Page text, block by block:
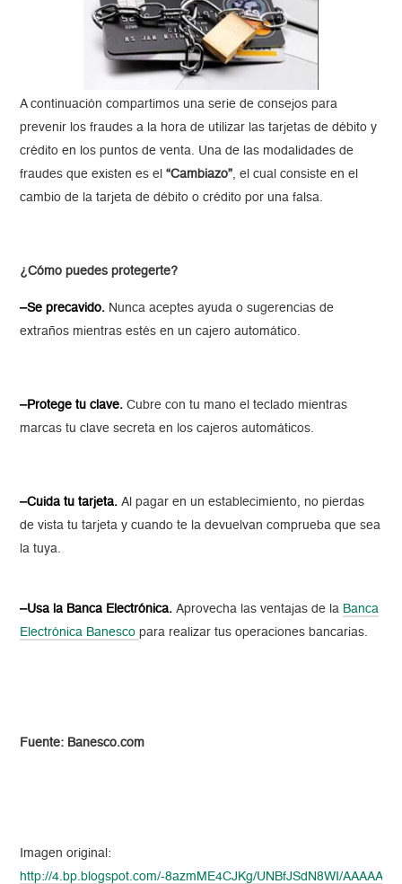
A continuación compartimos una serie de consejos para
prevenir los fraudes a la hora de utilizar las tarjetas de débito y
crédito en los puntos de venta. Una de las modalidades de
fraudes que existen es el“Cambiazo”, el cual consiste en el
cambio de la tarjeta de débito o crédito por una falsa.
¿Cómo puedes protegerte?
–Se precavido. Nunca aceptes ayuda o sugerencias de
extraños mientras estés en un cajero automático.
–Protege tu clave.Cubre con tu mano el teclado mientras
marcas tu clave secreta en los cajeros automáticos.
–Cuida tu tarjeta.Al pagar en un establecimiento, no pierdas
de vista tu tarjeta y cuando te la devuelvan comprueba que sea
la tuya.
–Usa la Banca Electrónica.Aprovecha las ventajas de la Banca
Electrónica Banescopara realizar tus operaciones bancarias.
Fuente: Banesco.com
Imagen original:
http://4.bp.blogspot.com/-8azmME4CJKg/UNBfJSdN8WI/